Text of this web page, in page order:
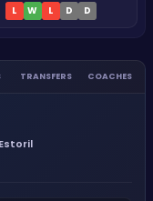
L W L D D
TRANSFERS COACHES
Estoril